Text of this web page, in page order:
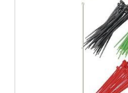
manutenção de